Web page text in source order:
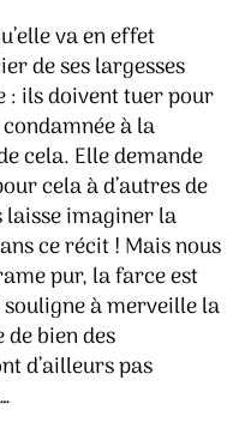
va en effet
de ses largesses
ils doivent tuer pour
à la
cela. Elle demande
cela à d’autres de
imaginer la
ce récit ! Mais nous
pur, la farce est
à merveille la
bien des
d’ailleurs pas